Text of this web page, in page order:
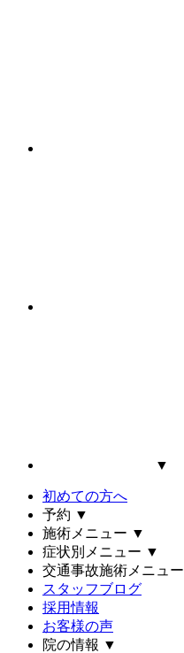
▼
初めての方へ
予約 ▼
施術メニュー ▼
症状別メニュー ▼
交通事故施術メニュー
スタッフブログ
採用情報
お客様の声
院の情報 ▼